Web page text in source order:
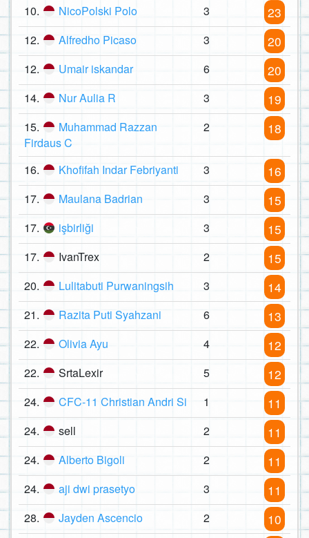
10. NicoPolski Polo 3 23
12. Alfredho Picaso 3 20
12. Umair iskandar 6 20
14. Nur Aulia R 3 19
15.
Muhammad Razzan
Firdaus C
2 18
16. Khofifah Indar Febriyanti 3 16
17. Maulana Badrian 3 15
17. işbirliği 3 15
17. IvanTrex 2 15
20. Lulitabuti Purwaningsih 3 14
21. Razita Puti Syahzani 6 13
22. Olivia Ayu 4 12
22. SrtaLexir 5 12
24. CFC-11 Christian Andri Si 1 11
24. sell 2 11
24. Alberto Bigoli 2 11
24. aji dwi prasetyo 3 11
28. Jayden Ascencio 2 10